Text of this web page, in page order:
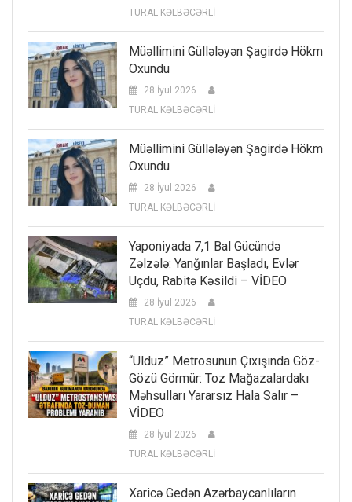
TURAL KƏLBƏCƏRLİ
Müəllimini Güllələyən Şagirdə Hökm
Oxundu
28 İyul 2026
TURAL KƏLBƏCƏRLİ
Müəllimini Güllələyən Şagirdə Hökm
Oxundu
28 İyul 2026
TURAL KƏLBƏCƏRLİ
Yaponiyada 7,1 Bal Gücündə
Zəlzələ: Yanğınlar Başladı, Evlər
Uçdu, Rabitə Kəsildi – VİDEO
28 İyul 2026
TURAL KƏLBƏCƏRLİ
“Ulduz” Metrosunun Çıxışında Göz-
Gözü Görmür: Toz Mağazalardakı
Məhsulları Yararsız Hala Salır –
VİDEO
28 İyul 2026
TURAL KƏLBƏCƏRLİ
Xaricə Gedən Azərbaycanlıların